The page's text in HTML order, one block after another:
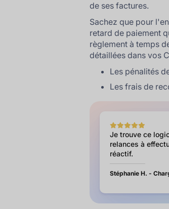
de ses factures.
Sachez que pour
retard de paiement
règlement à temps
détaillées dans vos
Les pénalités
Les frais de
Je trouve ce
relances à
réactif.
Stéphanie H. -